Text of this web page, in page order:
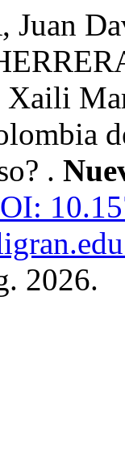
Juan
.
2026.